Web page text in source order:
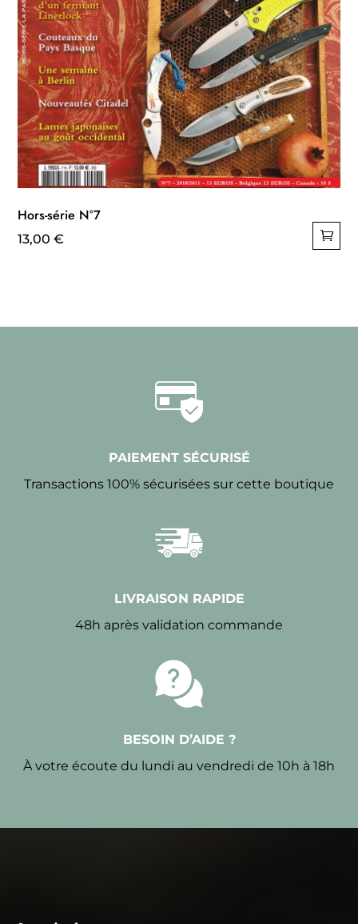
Hors-série N°7
13,00€
PAIEMENT SÉCURISÉ
Transactions 100% sécurisées sur cette boutique
LIVRAISON RAPIDE
48h après validation commande
BESOIN D’AIDE ?
À votre écoute du lundi au vendredi de 10h à 18h